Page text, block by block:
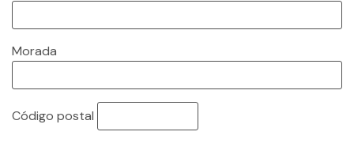
Morada
Código postal